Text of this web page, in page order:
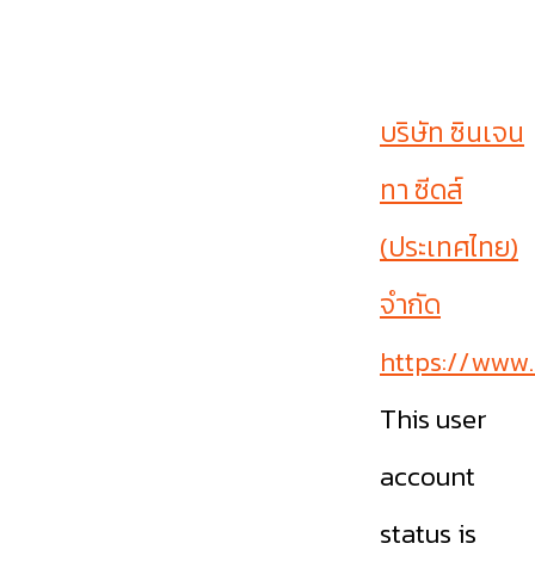
บริษัท ซินเจน
ทา ซีดส์
(ประเทศไทย)
จำกัด
https://
This user
account
status is